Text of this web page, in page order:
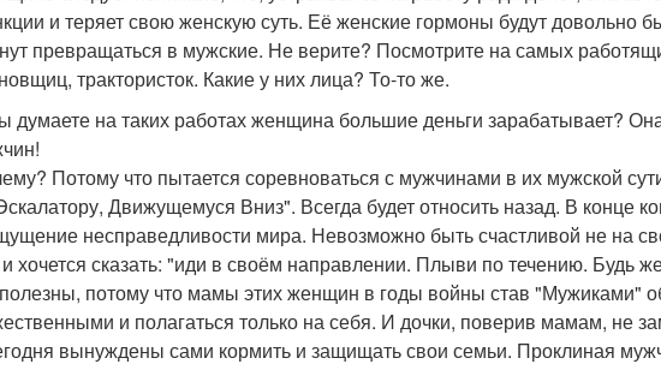
и теряет свою женскую суть. Её женские гормоны будут довольно
превращаться в мужские. Не верите? Посмотрите на самых
трактористок. Какие у них лица? То-то же.
думаете на таких работах женщина большие деньги зарабатывает?
Потому что пытается соревноваться с мужчинами в их мужской
Движущемуся Вниз". Всегда будет относить назад. В конце
несправедливости мира. Невозможно быть счастливой не на
хочется сказать: "иди в своём направлении. Плыви по течению. Будь
потому что мамы этих женщин в годы войны став "Мужиками"
и полагаться только на себя. И дочки, поверив мамам, не
вынуждены сами кормить и защищать свои семьи. Проклиная